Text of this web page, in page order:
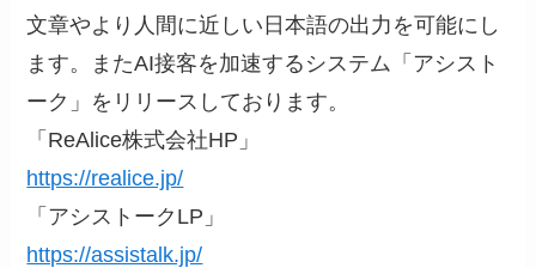
文章やより人間に近しい日本語の出力を可能にし
ます。またAI接客を加速するシステム「アシスト
ーク」をリリースしております。
「ReAlice株式会社HP」
https://realice.jp/
「アシストークLP」
https://assistalk.jp/